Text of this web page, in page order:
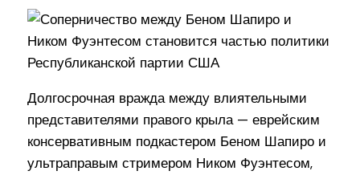
Долгосрочная вражда между влиятельными
представителями правого крыла — еврейским
консервативным подкастером Беном Шапиро и
ультраправым стримером Ником Фуэнтесом,